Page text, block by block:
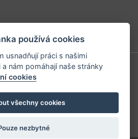
používá cookies
usnadňují práci s našimi
nám pomáhají naše stránky
cookies
všechny cookies
nezbytné